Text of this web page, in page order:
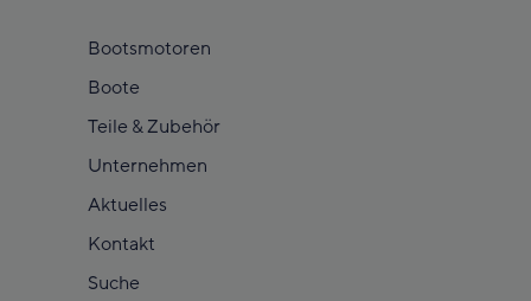
Bootsmotoren
Boote
Teile & Zubehör
Unternehmen
Aktuelles
Kontakt
Suche